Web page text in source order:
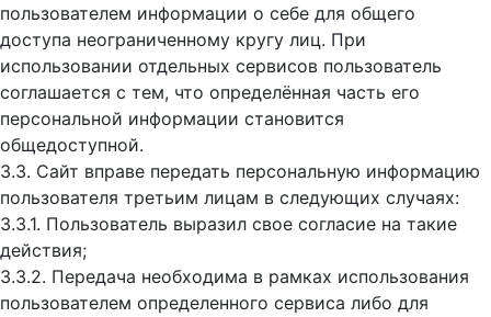
пользователем информации о себе для общего
доступа неограниченному кругу лиц. При
использовании отдельных сервисов пользователь
соглашается с тем, что определённая часть его
персональной информации становится
общедоступной.
3.3. Сайт вправе передать персональную информацию
пользователя третьим лицам в следующих случаях:
3.3.1. Пользователь выразил свое согласие на такие
действия;
3.3.2. Передача необходима в рамках использования
пользователем определенного сервиса либо для